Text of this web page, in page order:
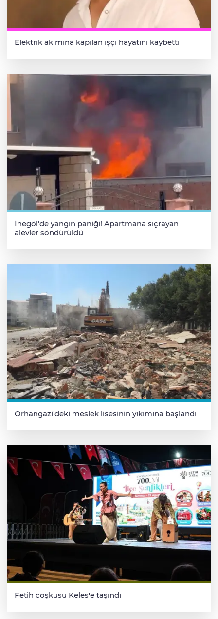
Elektrik akımına kapılan işçi hayatını kaybetti
İnegöl’de yangın paniği! Apartmana sıçrayan
alevler söndürüldü
Orhangazi'deki meslek lisesinin yıkımına başlandı
Fetih coşkusu Keles'e taşındı